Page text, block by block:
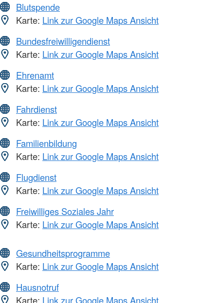
Blutspende
Karte: Link zur Google Maps Ansicht
Bundesfreiwilligendienst
Karte: Link zur Google Maps Ansicht
Ehrenamt
Karte: Link zur Google Maps Ansicht
Fahrdienst
Karte: Link zur Google Maps Ansicht
Familienbildung
Karte: Link zur Google Maps Ansicht
Flugdienst
Karte: Link zur Google Maps Ansicht
Freiwilliges Soziales Jahr
Karte: Link zur Google Maps Ansicht
Gesundheitsprogramme
Karte: Link zur Google Maps Ansicht
Hausnotruf
Karte: Link zur Google Maps Ansicht